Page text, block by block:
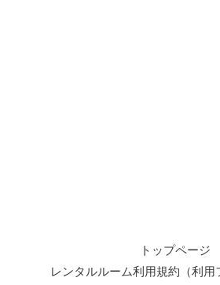
トップページ
レンタルルーム利用規約（利用